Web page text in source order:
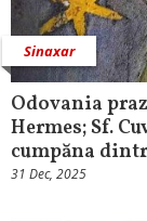
Sinaxar
Odovania
Hermes; Sf.
cumpăna
31 Dec, 2025